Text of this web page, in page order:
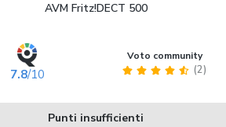
AVM Fritz!DECT 500
7.8/10
Voto community
(2)
Punti insufficienti